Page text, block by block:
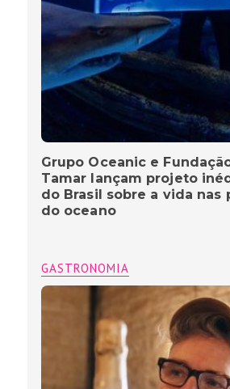
Grupo Oceanic e
Tamar lançam projeto
do Brasil sobre a vida nas
do oceano
GASTRONOMIA